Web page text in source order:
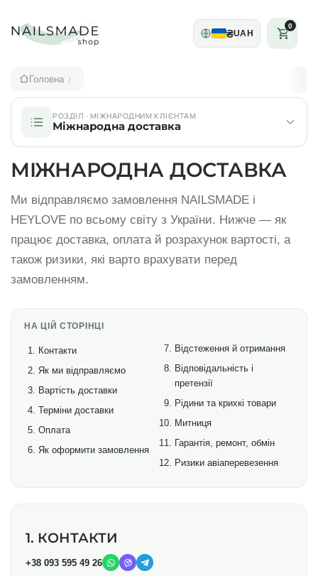
₴UAH
0
Головна /
РОЗДІЛ · МІЖНАРОДНИМ КЛІЄНТАМ
Міжнародна доставка
МІЖНАРОДНА ДОСТАВКА
Ми відправляємо замовлення NAILSMADE і
HEYLOVE по всьому світу з України. Нижче — як
працює доставка, оплата й розрахунок вартості, а
також ризики, які варто врахувати перед
замовленням.
НА ЦІЙ СТОРІНЦІ
Контакти
Як ми відправляємо
Вартість доставки
Терміни доставки
Оплата
Як оформити замовлення
Відстеження й отримання
Відповідальність і
претензії
Рідини та крихкі товари
Митниця
Гарантія, ремонт, обмін
Ризики авіаперевезення
1. КОНТАКТИ
+38 093 595 49 26